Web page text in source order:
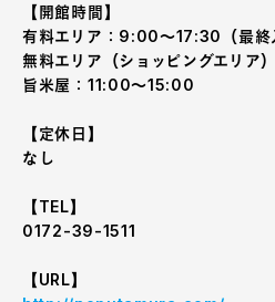
【開館時間】
有料エリア：9:00〜17:30（最終
無料エリア（ショッピングエリ
旨米屋：11:00〜15:00
【定休日】
なし
【TEL】
0172-39-1511
【URL】